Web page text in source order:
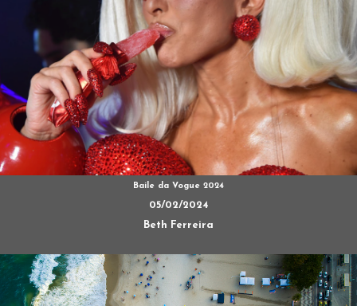
Baile da Vogue 2024
05/02/2024
Beth Ferreira